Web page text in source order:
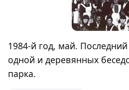
1984-й год, май.
одной и деревянных
парка.